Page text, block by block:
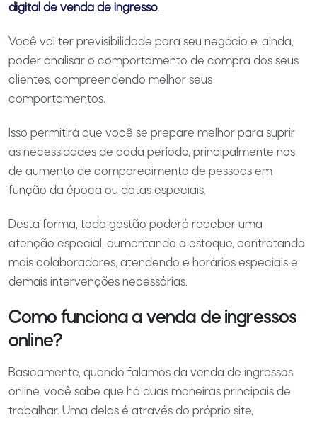
digital de venda de ingresso.
Você vai ter previsibilidade para seu negócio e, ainda,
poder analisar o comportamento de compra dos seus
clientes, compreendendo melhor seus
comportamentos.
Isso permitirá que você se prepare melhor para suprir
as necessidades de cada período, principalmente nos
de aumento de comparecimento de pessoas em
função da época ou datas especiais.
Desta forma, toda gestão poderá receber uma
atenção especial, aumentando o estoque, contratando
mais colaboradores, atendendo e horários especiais e
demais intervenções necessárias.
Como funciona a venda de ingressos
online?
Basicamente, quando falamos da venda de ingressos
online, você sabe que há duas maneiras principais de
trabalhar. Uma delas é através do próprio site,